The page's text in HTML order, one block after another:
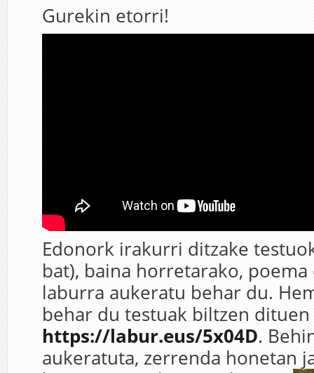
Gurekin etorri!
Edonork irakurri ditzake
bat), baina horretarako,
laburra aukeratu behar du.
behar du testuak biltzen
https://labur.eus/5x04D.
aukeratuta, zerrenda honetan